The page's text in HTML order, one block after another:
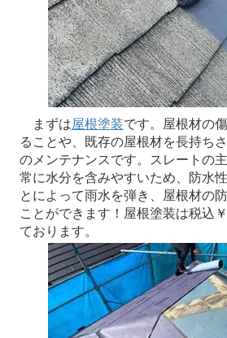
まずは屋根塗装です。屋根材の
ることや、既存の屋根材を長持ち
のメンテナンスです。スレートの
常に水分を含みやすいため、防水
とによって雨水を弾き、屋根材の
ことができます！屋根塗装は税込
ております。